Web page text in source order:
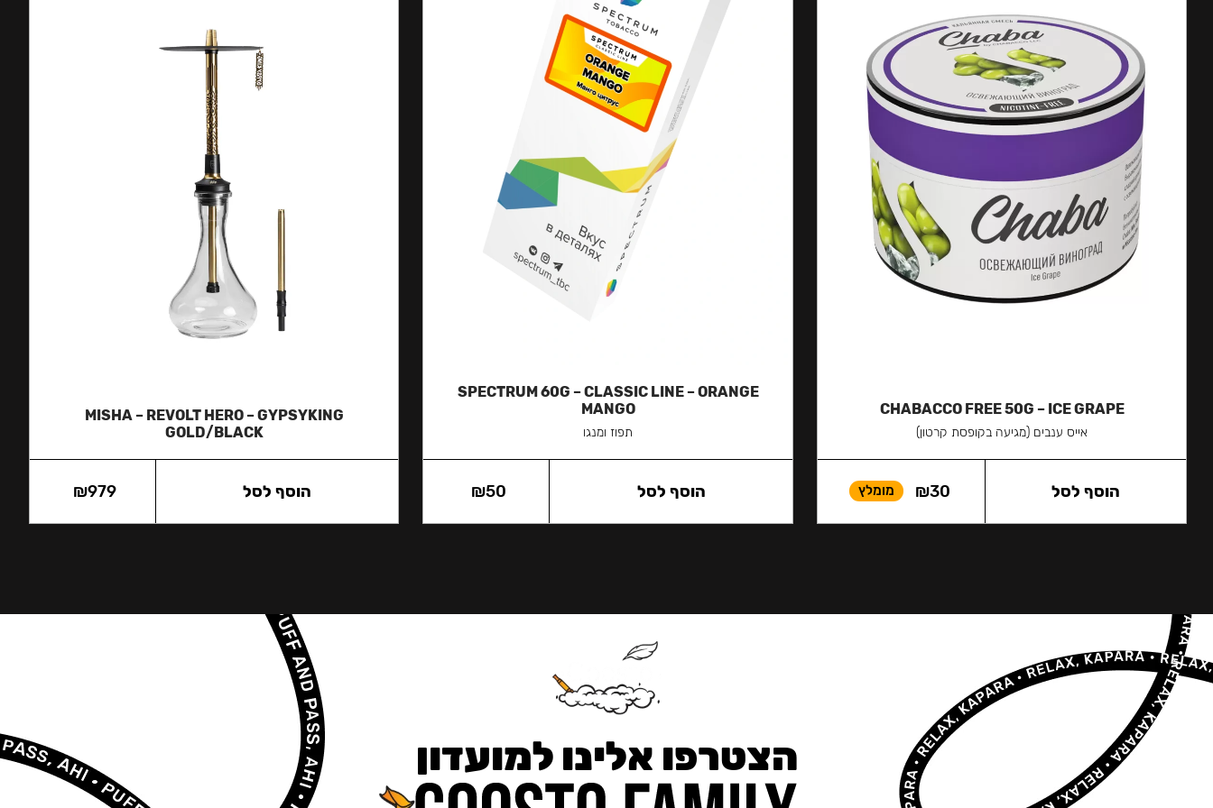
CHABACCO FREE 50G – ICE GRAPE
אייס ענבים (מגיעה בקופסת קרטון)
₪30 מומלץ הוסף לסל
SPECTRUM 60G – CLASSIC LINE – ORANGE
MANGO
תפוז ומנגו
₪50 הוסף לסל
MISHA – REVOLT HERO – GYPSYKING
GOLD/BLACK
₪979 הוסף לסל
הצטרפו אלינו למועדון